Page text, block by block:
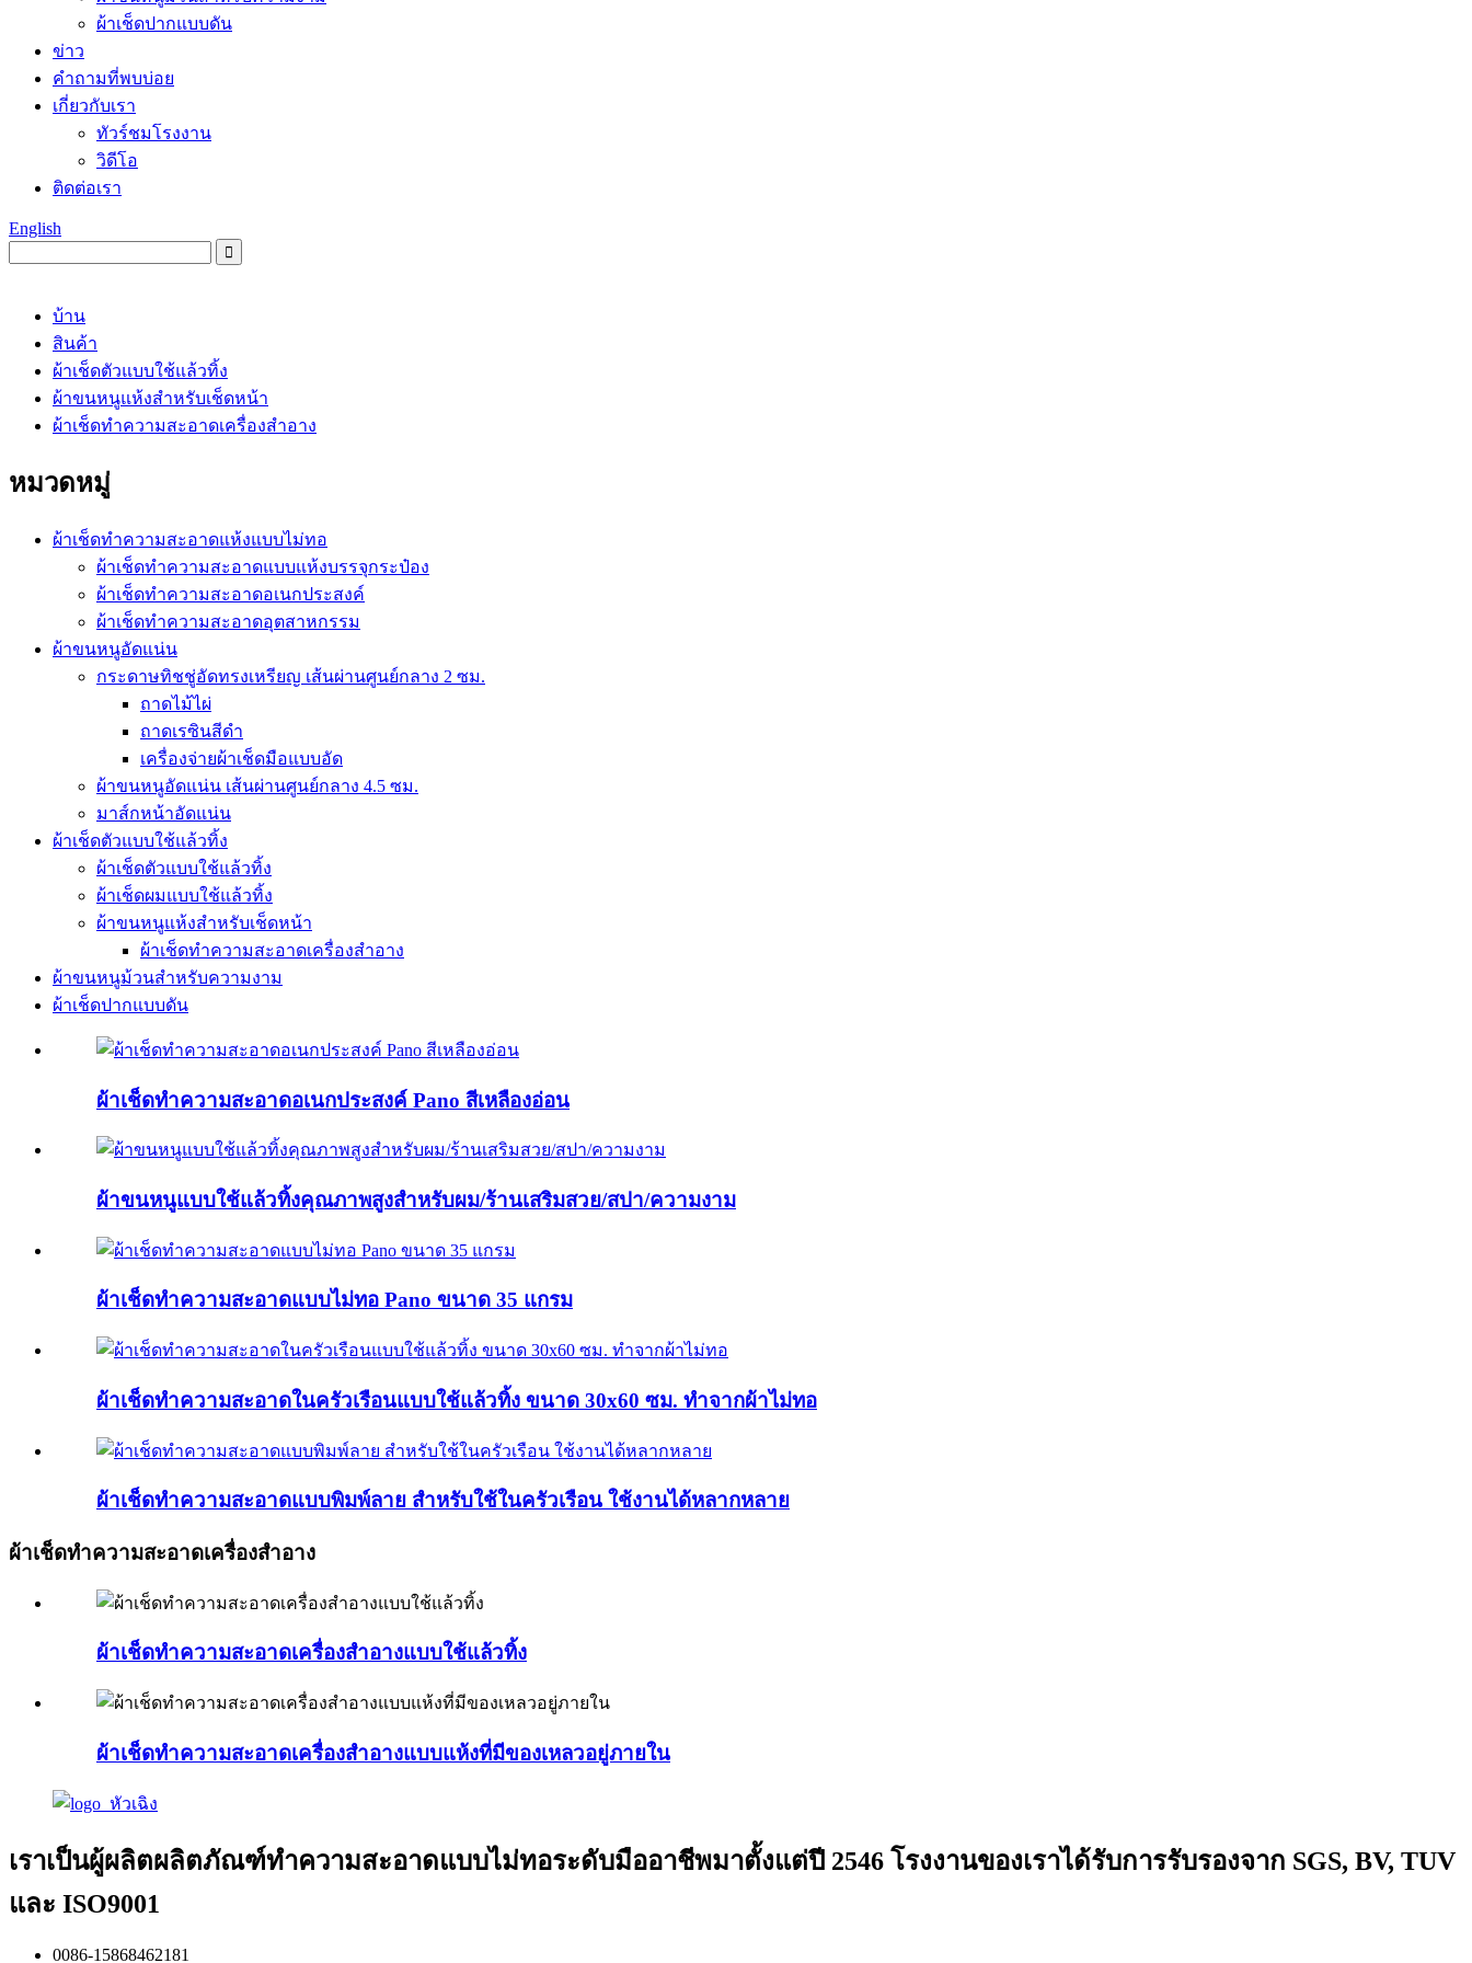
ผ้าเช็ดปากแบบดัน
ข่าว
คำถามที่พบบ่อย
เกี่ยวกับเรา
ทัวร์ชมโรงงาน
วิดีโอ
ติดต่อเรา
English
บ้าน
สินค้า
ผ้าเช็ดตัวแบบใช้แล้วทิ้ง
ผ้าขนหนูแห้งสำหรับเช็ดหน้า
ผ้าเช็ดทำความสะอาดเครื่องสำอาง
หมวดหมู่
ผ้าเช็ดทำความสะอาดแห้งแบบไม่ทอ
ผ้าเช็ดทำความสะอาดแบบแห้งบรรจุกระป๋อง
ผ้าเช็ดทำความสะอาดอเนกประสงค์
ผ้าเช็ดทำความสะอาดอุตสาหกรรม
ผ้าขนหนูอัดแน่น
กระดาษทิชชู่อัดทรงเหรียญ เส้นผ่านศูนย์กลาง 2 ซม.
ถาดไม้ไผ่
ถาดเรซินสีดำ
เครื่องจ่ายผ้าเช็ดมือแบบอัด
ผ้าขนหนูอัดแน่น เส้นผ่านศูนย์กลาง 4.5 ซม.
มาส์กหน้าอัดแน่น
ผ้าเช็ดตัวแบบใช้แล้วทิ้ง
ผ้าเช็ดตัวแบบใช้แล้วทิ้ง
ผ้าเช็ดผมแบบใช้แล้วทิ้ง
ผ้าขนหนูแห้งสำหรับเช็ดหน้า
ผ้าเช็ดทำความสะอาดเครื่องสำอาง
ผ้าขนหนูม้วนสำหรับความงาม
ผ้าเช็ดปากแบบดัน
ผ้าเช็ดทำความสะอาดอเนกประสงค์ Pano สีเหลืองอ่อน
ผ้าขนหนูแบบใช้แล้วทิ้งคุณภาพสูงสำหรับผม/ร้านเสริมสวย/สปา/ความงาม
ผ้าเช็ดทำความสะอาดแบบไม่ทอ Pano ขนาด 35 แกรม
ผ้าเช็ดทำความสะอาดในครัวเรือนแบบใช้แล้วทิ้ง ขนาด 30x60 ซม. ทำจากผ้าไม่ทอ
ผ้าเช็ดทำความสะอาดแบบพิมพ์ลาย สำหรับใช้ในครัวเรือน ใช้งานได้หลากหลาย
ผ้าเช็ดทำความสะอาดเครื่องสำอาง
ผ้าเช็ดทำความสะอาดเครื่องสำอางแบบใช้แล้วทิ้ง
ผ้าเช็ดทำความสะอาดเครื่องสำอางแบบแห้งที่มีของเหลวอยู่ภายใน
เราเป็นผู้ผลิตผลิตภัณฑ์ทำความสะอาดแบบไม่ทอระดับมืออาชีพมาตั้งแต่ปี 2546 โรงงานของเราได้รับการรับรองจาก SGS, BV, TUV
และ ISO9001
0086-15868462181